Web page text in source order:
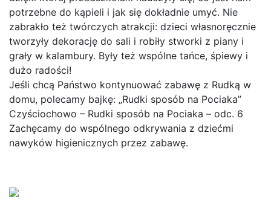
potrzebne do kąpieli i jak się dokładnie umyć. Nie
zabrakło też twórczych atrakcji: dzieci własnoręcznie
tworzyły dekorację do sali i robiły stworki z piany i
grały w kalambury. Były też wspólne tańce, śpiewy i
dużo radości!
Jeśli chcą Państwo kontynuować zabawę z Rudką w
domu, polecamy bajkę: „Rudki sposób na Pociaka”
Czyściochowo – Rudki sposób na Pociaka – odc. 6
Zachęcamy do wspólnego odkrywania z dziećmi
nawyków higienicznych przez zabawę.